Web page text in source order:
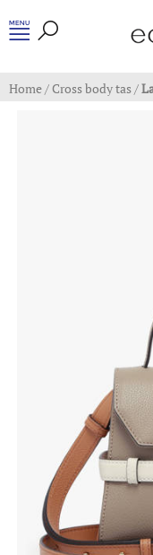
Home/Cross body tas/